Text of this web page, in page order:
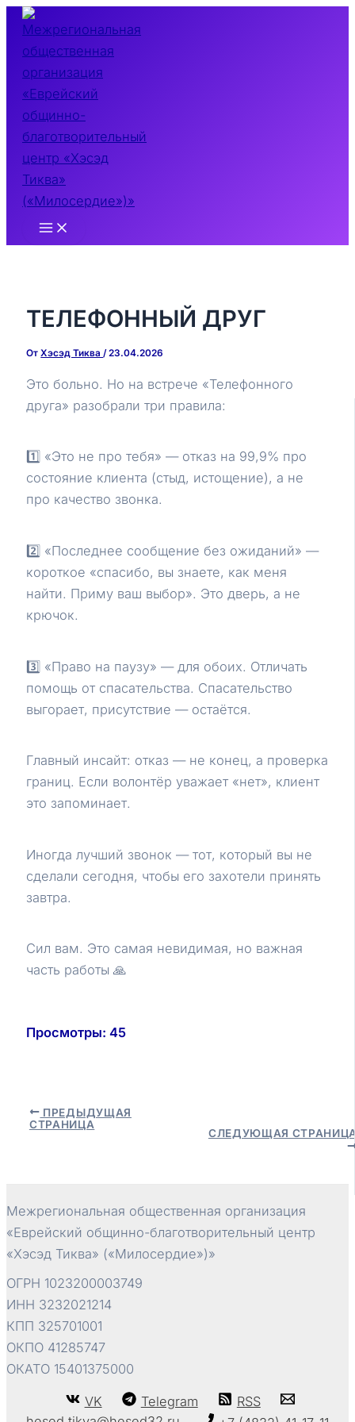
Перейти
содержимому
Main
ТЕЛЕФОННЫЙ ДРУГ
ОтХэсэд Тиква/23.04.2026
Это больно. Но на встрече «Телефонного
друга» разобрали три правила:
1️⃣ «Это не про тебя» — отказ на 99,9% про
состояние клиента (стыд, истощение), а не
про качество звонка.
2️⃣ «Последнее сообщение без ожиданий» —
короткое «спасибо, вы знаете, как меня
найти. Приму ваш выбор». Это дверь, а не
крючок.
3️⃣ «Право на паузу» — для обоих. Отличать
помощь от спасательства. Спасательство
выгорает, присутствие — остаётся.
Главный инсайт: отказ — не конец, а проверка
границ. Если волонтёр уважает «нет», клиент
это запоминает.
Иногда лучший звонок — тот, который вы не
сделали сегодня, чтобы его захотели принять
завтра.
Сил вам. Это самая невидимая, но важная
часть работы 🙏
Просмотры: 45
Навигация
ПРЕДЫДУЩАЯ
СТРАНИЦА
СЛЕДУЮЩАЯ
Межрегиональная общественная организация
«Еврейский общинно-благотворительный центр
«Хэсэд Тиква» («Милосердие»)»
ОГРН 1023200003749
ИНН 3232021214
КПП 325701001
ОКПО 41285747
ОКАТО 15401375000
VK Telegram
RSS